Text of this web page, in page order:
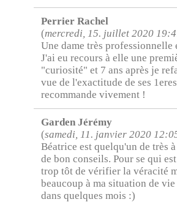
Perrier Rachel
(mercredi, 15. juillet 2020
Une dame très professionnelle
J'ai eu recours à elle une
"curiosité" et 7 ans après je
vue de l'exactitude de ses
recommande vivement !
Garden Jérémy
(samedi, 11. janvier 2020
Béatrice est quelqu'un de très
de bon conseils. Pour se qui
trop tôt de vérifier la véracité
beaucoup à ma situation de
dans quelques mois :)